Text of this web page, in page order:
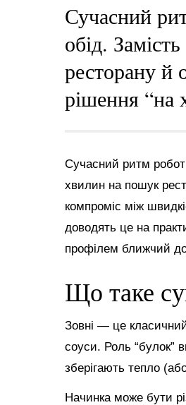
Сучасний
обід.
ресторану й
рішення “на
Сучасний ритм
хвилин на пошук
компроміс між
доводять це на
профілем ближчий
Що таке
Зовні — це
соуси. Роль “булок”
зберігають тепло
Начинка може бути